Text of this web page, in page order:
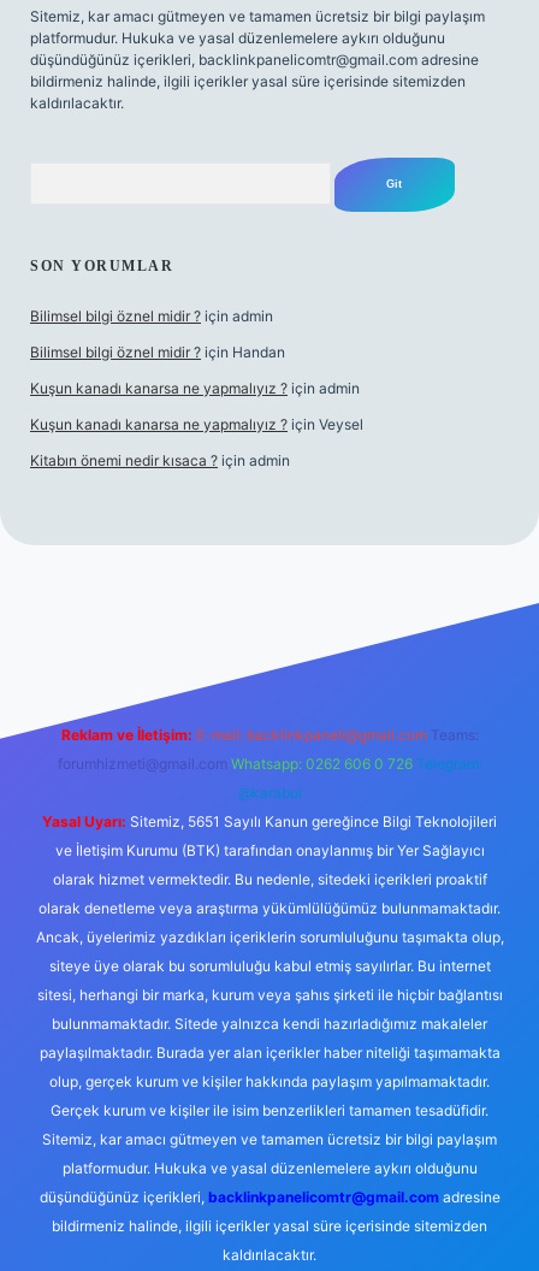
Sitemiz, kar amacı gütmeyen ve tamamen ücretsiz bir bilgi paylaşım
platformudur. Hukuka ve yasal düzenlemelere aykırı olduğunu
düşündüğünüz içerikleri, backlinkpanelicomtr@gmail.com adresine
bildirmeniz halinde, ilgili içerikler yasal süre içerisinde sitemizden
kaldırılacaktır.
SON YORUMLAR
Bilimsel bilgi öznel midir ? için admin
Bilimsel bilgi öznel midir ? için Handan
Kuşun kanadı kanarsa ne yapmalıyız ? için admin
Kuşun kanadı kanarsa ne yapmalıyız ? için Veysel
Kitabın önemi nedir kısaca ? için admin
Reklam ve İletişim: E-mail: backlinkpaneli@gmail.com Teams:
forumhizmeti@gmail.com Whatsapp: 0262 606 0 726 Telegram:
@karabul
Yasal Uyarı: Sitemiz, 5651 Sayılı Kanun gereğince Bilgi Teknolojileri
ve İletişim Kurumu (BTK) tarafından onaylanmış bir Yer Sağlayıcı
olarak hizmet vermektedir. Bu nedenle, sitedeki içerikleri proaktif
olarak denetleme veya araştırma yükümlülüğümüz bulunmamaktadır.
Ancak, üyelerimiz yazdıkları içeriklerin sorumluluğunu taşımakta olup,
siteye üye olarak bu sorumluluğu kabul etmiş sayılırlar. Bu internet
sitesi, herhangi bir marka, kurum veya şahıs şirketi ile hiçbir bağlantısı
bulunmamaktadır. Sitede yalnızca kendi hazırladığımız makaleler
paylaşılmaktadır. Burada yer alan içerikler haber niteliği taşımamakta
olup, gerçek kurum ve kişiler hakkında paylaşım yapılmamaktadır.
Gerçek kurum ve kişiler ile isim benzerlikleri tamamen tesadüfidir.
Sitemiz, kar amacı gütmeyen ve tamamen ücretsiz bir bilgi paylaşım
platformudur. Hukuka ve yasal düzenlemelere aykırı olduğunu
düşündüğünüz içerikleri, backlinkpanelicomtr@gmail.comadresine
bildirmeniz halinde, ilgili içerikler yasal süre içerisinde sitemizden
kaldırılacaktır.